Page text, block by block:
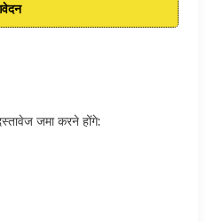
जमा करने होंगे: